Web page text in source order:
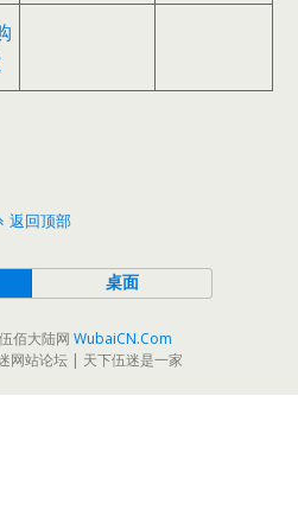
返回顶部
桌面
佰大陆网 WubaiCN.Com
网站论坛 | 天下伍迷是一家